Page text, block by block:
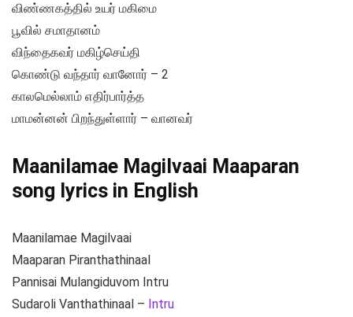
விண்ணகத்தில் உயர் மகிமை
பூவில் சமாதானம்
விந்தைகவர் மகிழ்செய்தி
கொண்டு வந்தார் வானோர் – 2
காலமெல்லாம் எதிர்பார்த்த
மாமன்னன் பிறந்துள்ளார் – வானவர்
Maanilamae Magilvaai Maaparan
song lyrics in English
Maanilamae Magilvaai
Maaparan Piranthathinaal
Pannisai Mulangiduvom Intru
Sudaroli Vanthathinaal – Intru